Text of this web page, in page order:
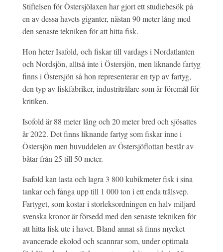
Stiftelsen för Östersjölaxen har gjort ett studiebesök på
en av dessa havets giganter, nästan 90 meter lång med
den senaste tekniken för att hitta fisk.
Hon heter Isafold, och fiskar till vardags i Nordatlanten
och Nordsjön, alltså inte i Östersjön, men liknande fartyg
finns i Östersjön så hon representerar en typ av fartyg,
den typ av fiskfabriker, industritrålare som är föremål för
kritiken.
Isofold är 88 meter lång och 20 meter bred och sjösattes
år 2022. Det finns liknande fartyg som fiskar inne i
Östersjön men huvuddelen av Östersjöflottan består av
båtar från 25 till 50 meter.
Isafold kan lasta och lagra 3 800 kubikmeter fisk i sina
tankar och fånga upp till 1 000 ton i ett enda trålsvep.
Fartyget, som kostar i storleksordningen en halv miljard
svenska kronor är försedd med den senaste tekniken för
att hitta fisk ute i havet. Bland annat så finns mycket
avancerade ekolod och scannrar som, under optimala